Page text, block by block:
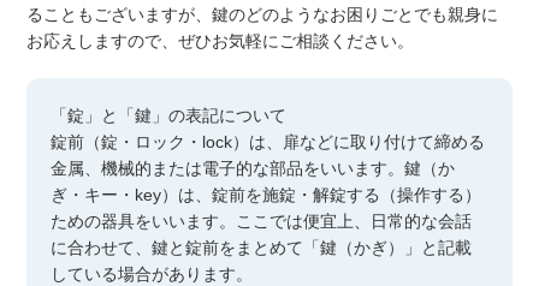
ることもございますが、鍵のどのようなお困りごとでも親身に
お応えしますので、ぜひお気軽にご相談ください。
「錠」と「鍵」の表記について
錠前（錠・ロック・lock）は、扉などに取り付けて締める
金属、機械的または電子的な部品をいいます。鍵（か
ぎ・キー・key）は、錠前を施錠・解錠する（操作する）
ための器具をいいます。ここでは便宜上、日常的な会話
に合わせて、鍵と錠前をまとめて「鍵（かぎ）」と記載
している場合があります。